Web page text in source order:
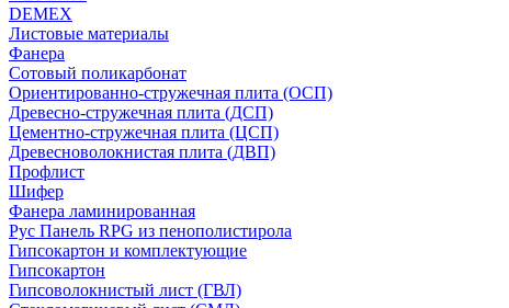
DEMEX
Листовые материалы
Фанера
Сотовый поликарбонат
Ориентированно-стружечная плита (ОСП)
Древесно-стружечная плита (ДСП)
Цементно-стружечная плита (ЦСП)
Древесноволокнистая плита (ДВП)
Профлист
Шифер
Фанера ламинированная
Рус Панель RPG из пенополистирола
Гипсокартон и комплектующие
Гипсокартон
Гипсоволокнистый лист (ГВЛ)